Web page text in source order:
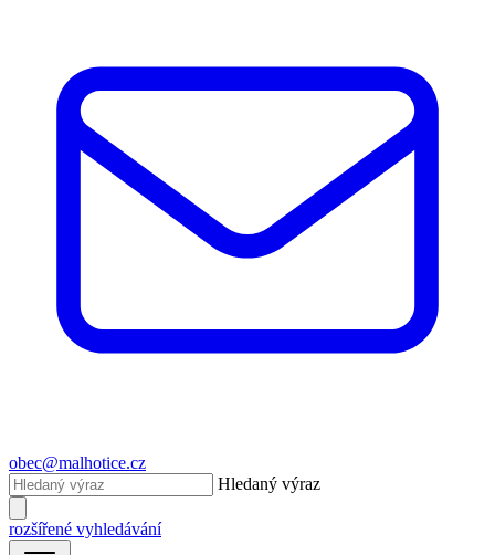
obec@malhotice.cz
Hledaný výraz
rozšířené vyhledávání